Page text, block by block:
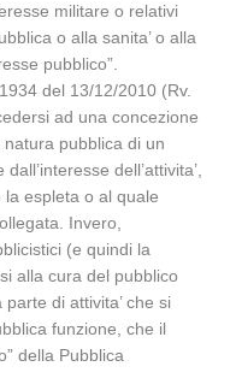
militare o relativi
o alla sanita’ o alla
pubblico”.
del 13/12/2010 (Rv.
ad una concezione
pubblica di un
dell’attivita’,
espleta o al quale
Invero,
(e quindi la
alla cura del pubblico
di attivita’ che si
funzione, che il
della Pubblica